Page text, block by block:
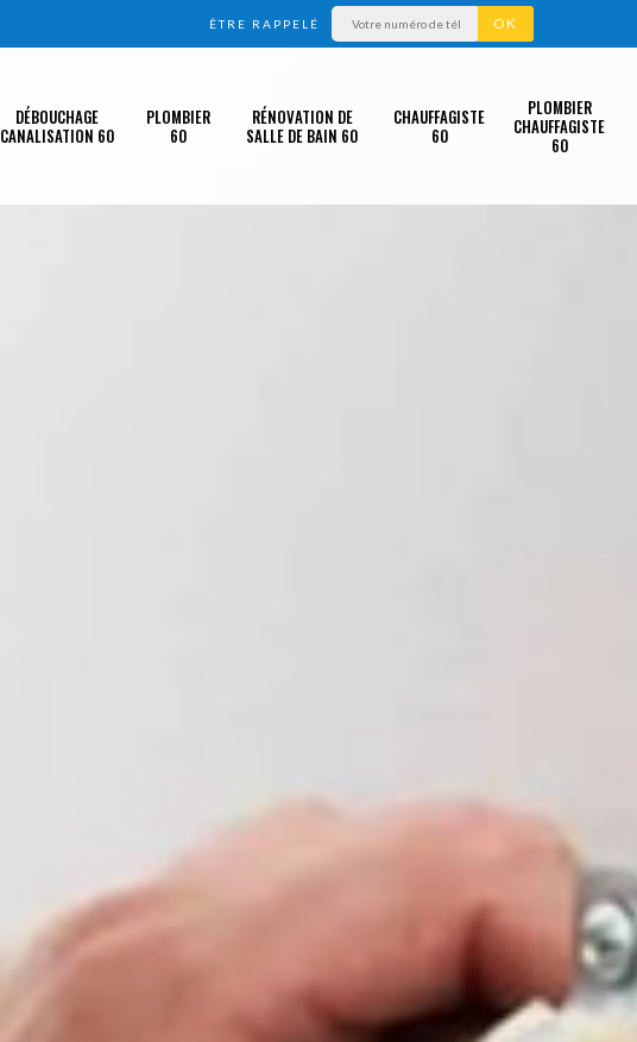
ÊTRE RAPPELÉ
DÉBOUCHAGE
CANALISATION 60
PLOMBIER
60
RÉNOVATION DE
SALLE DE BAIN 60
CHAUFFAGISTE
60
PLOMBIER
CHAUFFAGISTE
60